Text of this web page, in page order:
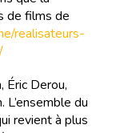
de films de
realisateurs-
Éric Derou,
du
revient à plus